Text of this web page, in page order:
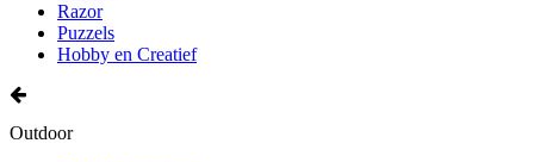
Razor
Puzzels
Hobby en Creatief
Outdoor